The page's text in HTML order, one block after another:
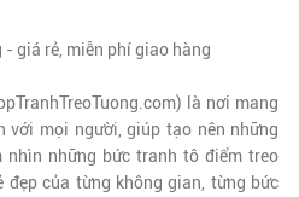
giá rẻ, miễn phí giao hàng
là nơi mang
với mọi người, giúp tạo nên những
những bức tranh tô điểm treo
của từng không gian, từng bức